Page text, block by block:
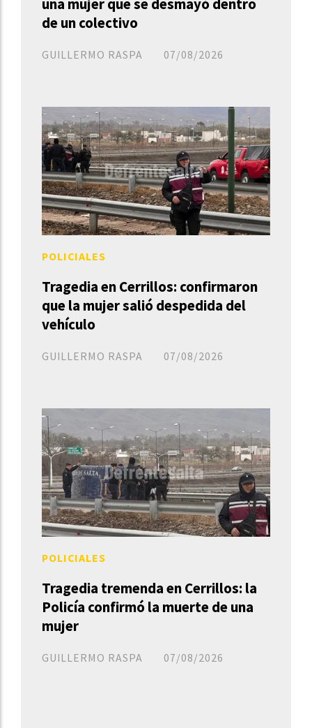
una mujer que se desmayó dentro
de un colectivo
GUILLERMO RASPA 07/08/2026
Tragedia en Cerrillos: confirmaron
que la mujer salió despedida del
vehículo
GUILLERMO RASPA
POLICIALES
07/08/2026
Tragedia tremenda en Cerrillos: la
Policía confirmó la muerte de una
mujer
GUILLERMO RASPA
POLICIALES
07/08/2026